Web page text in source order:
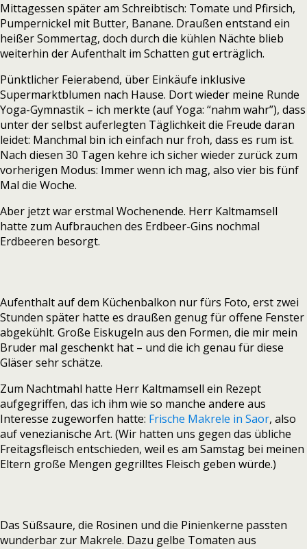
Mittagessen später am Schreibtisch: Tomate und Pfirsich,
Pumpernickel mit Butter, Banane. Draußen entstand ein
heißer Sommertag, doch durch die kühlen Nächte blieb
weiterhin der Aufenthalt im Schatten gut erträglich.
Pünktlicher Feierabend, über Einkäufe inklusive
Supermarktblumen nach Hause. Dort wieder meine Runde
Yoga-Gymnastik – ich merkte (auf Yoga: “nahm wahr”), dass
unter der selbst auferlegten Täglichkeit die Freude daran
leidet: Manchmal bin ich einfach nur froh, dass es rum ist.
Nach diesen 30 Tagen kehre ich sicher wieder zurück zum
vorherigen Modus: Immer wenn ich mag, also vier bis fünf
Mal die Woche.
Aber jetzt war erstmal Wochenende. Herr Kaltmamsell
hatte zum Aufbrauchen des Erdbeer-Gins nochmal
Erdbeeren besorgt.
Aufenthalt auf dem Küchenbalkon nur fürs Foto, erst zwei
Stunden später hatte es draußen genug für offene Fenster
abgekühlt. Große Eiskugeln aus den Formen, die mir mein
Bruder mal geschenkt hat – und die ich genau für diese
Gläser sehr schätze.
Zum Nachtmahl hatte Herr Kaltmamsell ein Rezept
aufgegriffen, das ich ihm wie so manche andere aus
Interesse zugeworfen hatte: Frische Makrele in Saor, also
auf venezianische Art. (Wir hatten uns gegen das übliche
Freitagsfleisch entschieden, weil es am Samstag bei meinen
Eltern große Mengen gegrilltes Fleisch geben würde.)
Das Süßsaure, die Rosinen und die Pinienkerne passten
wunderbar zur Makrele. Dazu gelbe Tomaten aus